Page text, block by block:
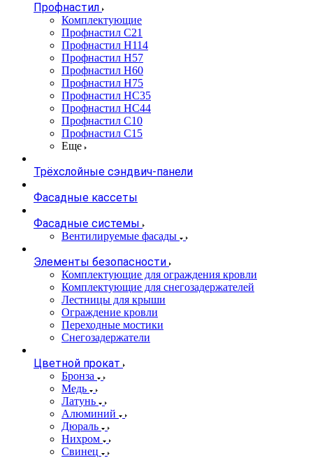
Профнастил
Комплектующие
Профнастил C21
Профнастил Н114
Профнастил Н57
Профнастил Н60
Профнастил Н75
Профнастил НС35
Профнастил НС44
Профнастил С10
Профнастил С15
Еще
Трёхслойные сэндвич-панели
Фасадные кассеты
Фасадные системы
Вентилируемые фасады
Элементы безопасности
Комплектующие для ограждения кровли
Комплектующие для снегозадержателей
Лестницы для крыши
Ограждение кровли
Переходные мостики
Снегозадержатели
Цветной прокат
Бронза
Медь
Латунь
Алюминий
Дюраль
Нихром
Свинец